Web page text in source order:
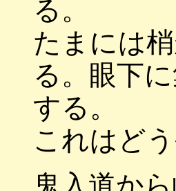
る。
たまには
る。眼下
する。
これはど